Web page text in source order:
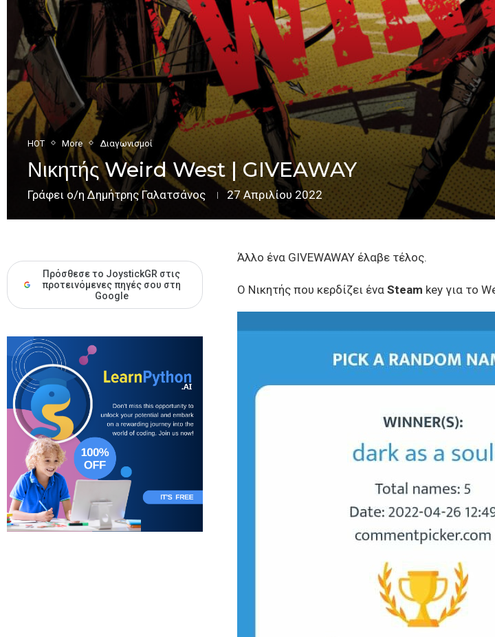
HOT More Διαγωνισμοί
Νικητής Weird West | GIVEAWAY
Γράφει ο/ηΔημήτρης Γαλατσάνος 27 Απριλίου 2022
Άλλο ένα GIVEWAWAY έλαβε τέλος.
Ο Νικητής που κερδίζει ένα Steam key για το
Πρόσθεσε το JoystickGR στις
προτεινόμενες πηγές σου στη
Google